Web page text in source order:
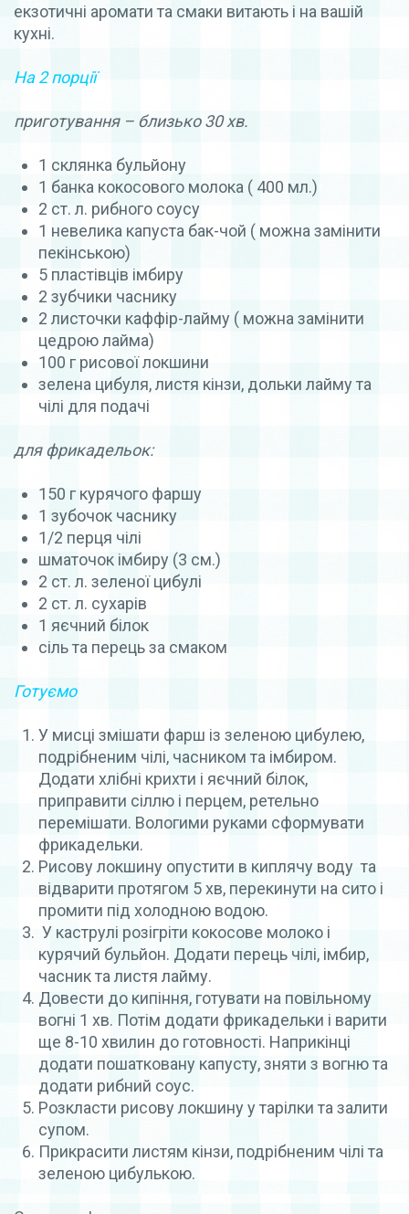
екзотичні аромати та смаки витають і на вашій
кухні.
На 2 порції
приготування – близько 30 хв.
1 склянка бульйону
1 банка кокосового молока ( 400 мл.)
2 ст. л. рибного соусу
1 невелика капуста бак-чой ( можна замінити
пекінською)
5 пластівців імбиру
2 зубчики часнику
2 листочки каффір-лайму ( можна замінити
цедрою лайма)
100 г рисової локшини
зелена цибуля, листя кінзи, дольки лайму та
чілі для подачі
для фрикадельок:
150 г курячого фаршу
1 зубочок часнику
1/2 перця чілі
шматочок імбиру (3 см.)
2 ст. л. зеленої цибулі
2 ст. л. сухарів
1 яєчний білок
сіль та перець за смаком
Готуємо
У мисці змішати фарш із зеленою цибулею,
подрібненим чілі, часником та імбиром.
Додати хлібні крихти і яєчний білок,
приправити сіллю і перцем, ретельно
перемішати. Вологими руками сформувати
фрикадельки.
Рисову локшину опустити в киплячу воду та
відварити протягом 5 хв, перекинути на сито і
промити під холодною водою.
У каструлі розігріти кокосове молоко і
курячий бульйон. Додати перець чілі, імбир,
часник та листя лайму.
Довести до кипіння, готувати на повільному
вогні 1 хв. Потім додати фрикадельки і варити
ще 8-10 хвилин до готовності. Наприкінці
додати пошатковану капусту, зняти з вогню та
додати рибний соус.
Розкласти рисову локшину у тарілки та залити
супом.
Прикрасити листям кінзи, подрібненим чілі та
зеленою цибулькою.